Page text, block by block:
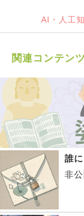
AI・人工
関連コンテンツ
誰
非